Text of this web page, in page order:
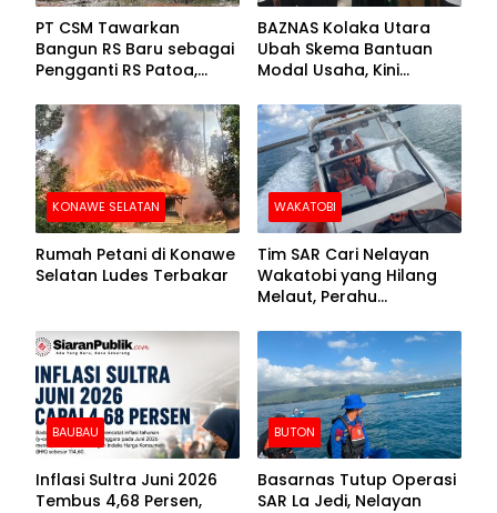
PT CSM Tawarkan
Bangun RS Baru sebagai
Pengganti RS Patoa,
Kolut
BAZNAS Kolaka Utara
Ubah Skema Bantuan
Modal Usaha, Kini
Barang Senilai Rp419,5
Juta
KONAWE SELATAN
Rumah Petani di Konawe
Selatan Ludes Terbakar
WAKATOBI
Tim SAR Cari Nelayan
Wakatobi yang Hilang
Melaut, Perahu
Kemasukan Air
BAUBAU
Inflasi Sultra Juni 2026
Tembus 4,68 Persen,
BUTON
Basarnas Tutup Operasi
SAR La Jedi, Nelayan